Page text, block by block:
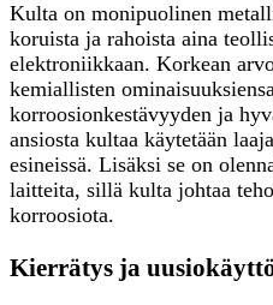
Kulta on monipuolinen
koruista ja rahoista aina
elektroniikkaan. Korkean
kemiallisten
korroosionkestävyyden ja
ansiosta kultaa käytetään
esineissä. Lisäksi se on
laitteita, sillä kulta johtaa
korroosiota.
Kierrätys ja